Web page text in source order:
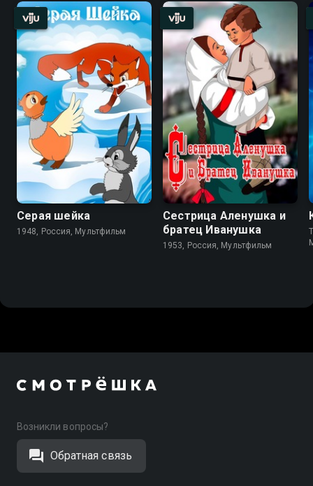
Серая шейка
1948, Россия, Мультфильм
Сестрица Аленушка и
братец Иванушка
1953, Россия, Мультфильм
Возникли вопросы?
Обратная связь